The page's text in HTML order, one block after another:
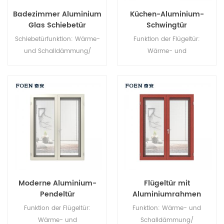
Badezimmer Aluminium
Glas Schiebetür
Schiebetürfunktion: Wärme-
und Schalldämmung/
nach Ihren Wünschen.
Küchen-Aluminium-
Schwingtür
Funktion der Flügeltür:
Wärme- und
Luftdichtheit. Glas: Ganz nach
Ihren Wünschen.
Moderne Aluminium-
Pendeltür
Funktion der Flügeltür:
Wärme- und
Flügeltür mit
Aluminiumrahmen
Funktion: Wärme- und
Schalldämmung/